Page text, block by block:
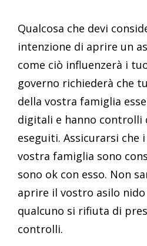
Qualcosa che devi
intenzione di aprire un
come ciò influenzerà i
governo richiederà che
della vostra famiglia
digitali e hanno controlli
eseguiti. Assicurarsi che
vostra famiglia sono
sono ok con esso. Non
aprire il vostro asilo nido
qualcuno si rifiuta di
controlli.